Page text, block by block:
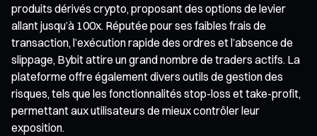
produits dérivés crypto, proposant des options de levier
allant jusqu’à 100x. Réputée pour ses faibles frais de
transaction, l’exécution rapide des ordres et l’absence de
slippage, Bybit attire un grand nombre de traders actifs. La
plateforme offre également divers outils de gestion des
risques, tels que les fonctionnalités stop-loss et take-profit,
permettant aux utilisateurs de mieux contrôler leur
exposition.